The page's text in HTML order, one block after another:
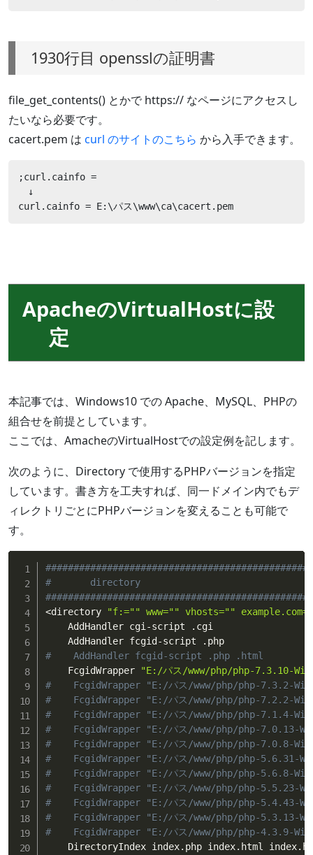
1930行目 opensslの証明書
file_get_contents() とかで https:// なページにアクセスし
たいなら必要です。
cacert.pem は curl のサイトのこちら から入手できます。
;curl.cainfo =
↓
curl.cainfo = E:\パス\www\ca\cacert.pem
ApacheのVirtualHostに設
定
本記事では、Windows10 での Apache、MySQL、PHPの
組合せを前提としています。
ここでは、AmacheのVirtualHostでの設定例を記します。
次のように、Directory で使用するPHPバージョンを指定
しています。書き方を工夫すれば、同一ドメイン内でもデ
ィレクトリごとにPHPバージョンを変えることも可能で
す。
#       directory
<directory "f:="" www="" vhosts=""
    AddHandler cgi-script .cgi
#    AddHandler fcgid-script .php .html
    FcgidWrapper
"E:/パス/www/php/php-7.3.10-
#    FcgidWrapper "E:/パス/www/php/php-7.3.2-
#    FcgidWrapper "E:/パス/www/php/php-7.2.2-
#    FcgidWrapper "E:/パス/www/php/php-7.1.4-
#    FcgidWrapper "E:/パス/www/php/php-7.0.13-
#    FcgidWrapper "E:/パス/www/php/php-7.0.8-
#    FcgidWrapper "E:/パス/www/php/php-5.6.31-
#    FcgidWrapper "E:/パス/www/php/php-5.6.8-
#    FcgidWrapper "E:/パス/www/php/php-5.5.23-
#    FcgidWrapper "E:/パス/www/php/php-5.4.43-
#    FcgidWrapper "E:/パス/www/php/php-5.3.13-
#    FcgidWrapper "E:/パス/www/php/php-4.3.9-
DirectoryIndex index.php index.html